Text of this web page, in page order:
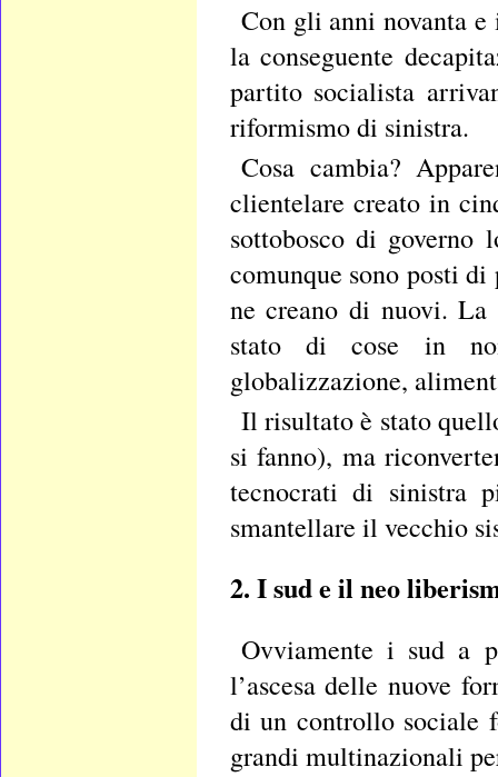
Con gli anni novanta
la conseguente
partito socialista
riformismo di sinistra.
Cosa cambia?
clientelare creato in
sottobosco di governo
comunque sono posti
ne creano di nuovi. La
stato di cose in
globalizzazione,
Il risultato è stato
si fanno), ma
tecnocrati di sinistra
smantellare il vecchio
2. I sud e il neo
Ovviamente i sud a
l’ascesa delle nuove
di un controllo sociale
grandi multinazionali